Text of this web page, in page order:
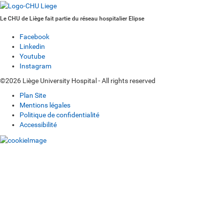
Le CHU de Liège fait partie du réseau hospitalier Elipse
Facebook
Linkedin
Youtube
Instagram
©2026 Liège University Hospital - All rights reserved
Plan Site
Mentions légales
Politique de confidentialité
Accessibilité